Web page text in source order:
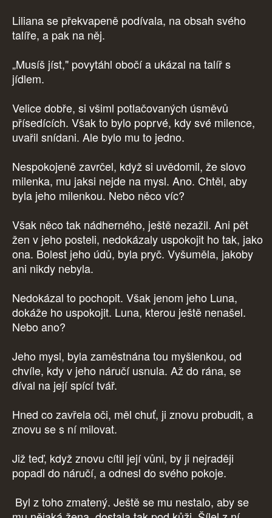
Liliana se překvapeně podívala, na obsah svého
talíře, a pak na něj.
„Musíš jíst," povytáhl obočí a ukázal na talíř s
jídlem.
Velice dobře, si všiml potlačovaných úsměvů
přísedících. Však to bylo poprvé, kdy své milence,
uvařil snídani. Ale bylo mu to jedno.
Nespokojeně zavrčel, když si uvědomil, že slovo
milenka, mu jaksi nejde na mysl. Ano. Chtěl, aby
byla jeho milenkou. Nebo něco víc?
Však něco tak nádherného, ještě nezažil. Ani pět
žen v jeho posteli, nedokázaly uspokojit ho tak, jako
ona. Bolest jeho údů, byla pryč. Vyšuměla, jakoby
ani nikdy nebyla.
Nedokázal to pochopit. Však jenom jeho Luna,
dokáže ho uspokojit. Luna, kterou ještě nenašel.
Nebo ano?
Jeho mysl, byla zaměstnána tou myšlenkou, od
chvíle, kdy v jeho náručí usnula. Až do rána, se
díval na její spící tvář.
Hned co zavřela oči, měl chuť, ji znovu probudit, a
znovu se s ní milovat.
Již teď, když znovu cítil její vůni, by ji nejraději
popadl do náručí, a odnesl do svého pokoje.
Byl z toho zmatený. Ještě se mu nestalo, aby se